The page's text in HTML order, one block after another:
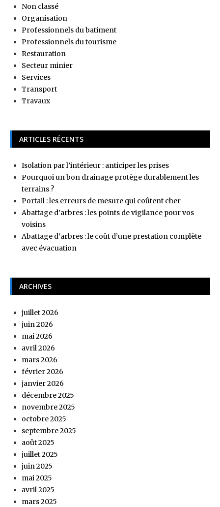
Non classé
Organisation
Professionnels du batiment
Professionnels du tourisme
Restauration
Secteur minier
Services
Transport
Travaux
ARTICLES RÉCENTS
Isolation par l’intérieur : anticiper les prises
Pourquoi un bon drainage protège durablement les
terrains ?
Portail : les erreurs de mesure qui coûtent cher
Abattage d’arbres : les points de vigilance pour vos
voisins
Abattage d’arbres : le coût d’une prestation complète
avec évacuation
ARCHIVES
juillet 2026
juin 2026
mai 2026
avril 2026
mars 2026
février 2026
janvier 2026
décembre 2025
novembre 2025
octobre 2025
septembre 2025
août 2025
juillet 2025
juin 2025
mai 2025
avril 2025
mars 2025